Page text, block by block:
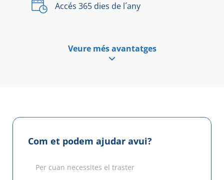
Accés 365 dies de l´any
Veure més avantatges
Com et podem ajudar avui?
Per cuan necessites el traster